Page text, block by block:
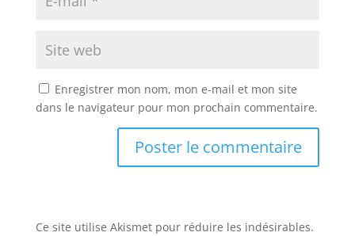
Enregistrer mon nom, mon e-mail et mon site
dans le navigateur pour mon prochain commentaire.
Ce site utilise Akismet pour réduire les indésirables.